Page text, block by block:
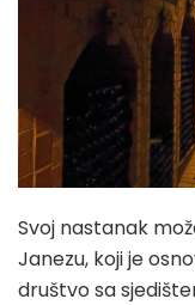
Svoj nastanak
Janezu, koji je
društvo sa